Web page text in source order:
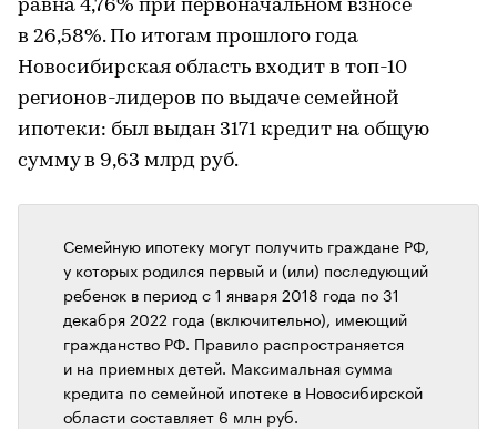
равна 4,76% при первоначальном взносе
в 26,58%. По итогам прошлого года
Новосибирская область входит в топ-10
регионов-лидеров по выдаче семейной
ипотеки: был выдан 3171 кредит на общую
сумму в 9,63 млрд руб.
Семейную ипотеку могут получить граждане РФ,
у которых родился первый и (или) последующий
ребенок в период с 1 января 2018 года по 31
декабря 2022 года (включительно), имеющий
гражданство РФ. Правило распространяется
и на приемных детей. Максимальная сумма
кредита по семейной ипотеке в Новосибирской
области составляет 6 млн руб.